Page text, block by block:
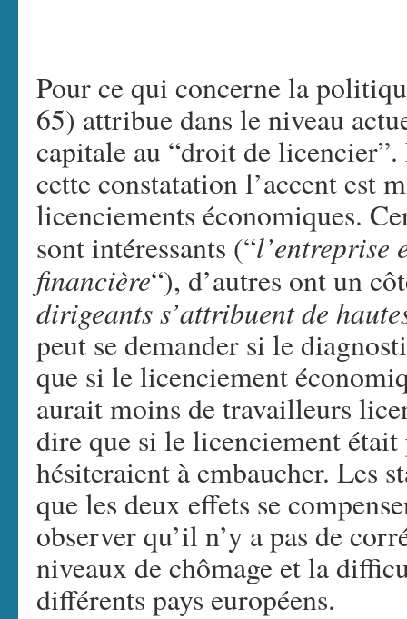
Pour ce qui concerne la
65) attribue dans le niveau
capitale au “droit de
cette constatation l’accent est
licenciements économiques.
sont intéressants (“l’entreprise
financière“), d’autres ont un
dirigeants s’attribuent de
peut se demander si le
que si le licenciement
aurait moins de travailleurs
dire que si le licenciement
hésiteraient à embaucher. Les
que les deux effets se
observer qu’il n’y a pas de
niveaux de chômage et la
différents pays européens.